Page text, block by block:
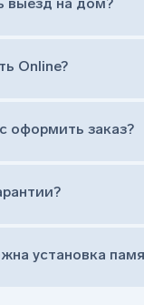
или вовсе
удаленно
выезд
Online?
удаленно
выезд
оформить заказ?
установка